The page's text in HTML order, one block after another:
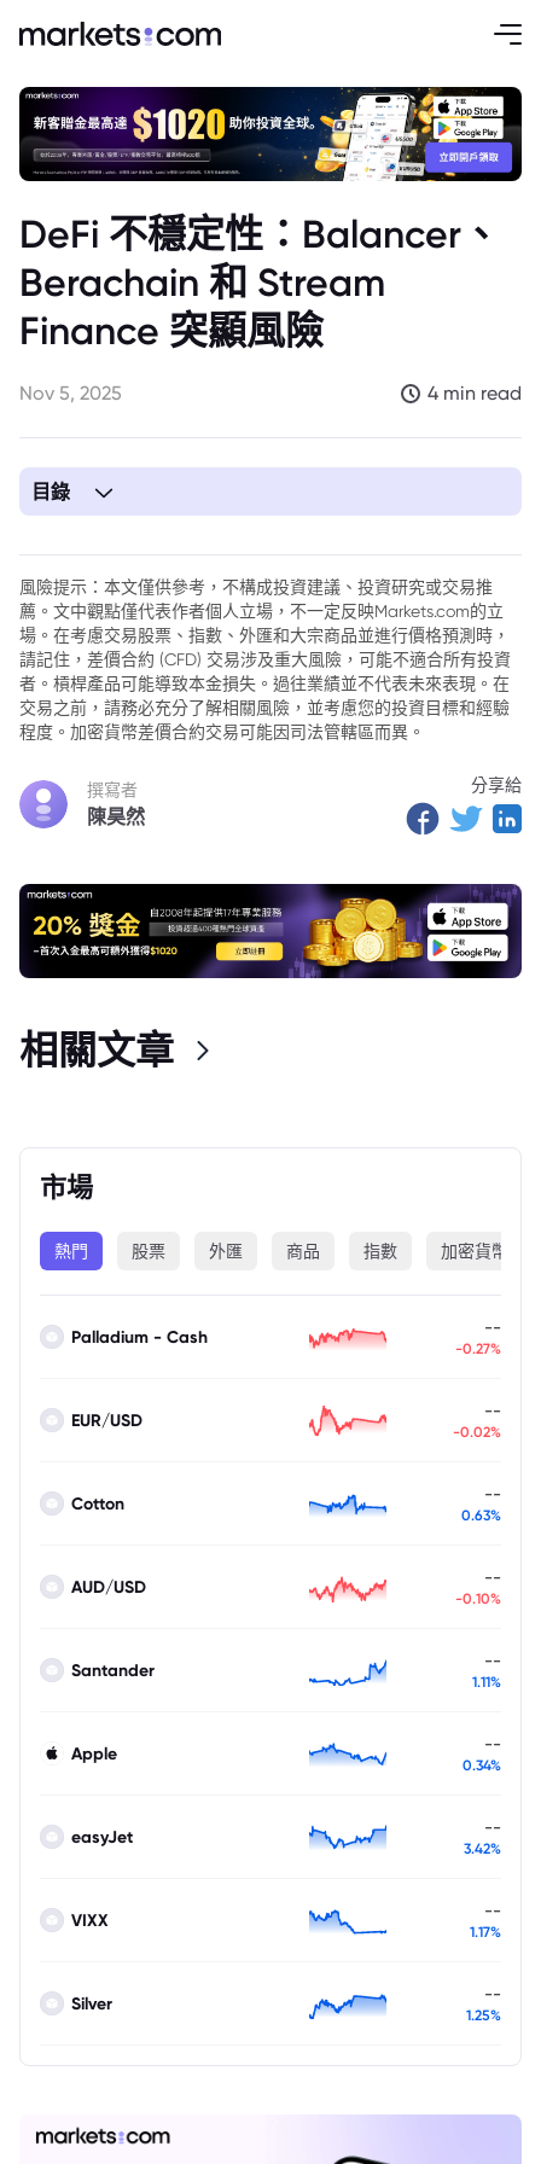
DeFi 不穩定性：Balancer、
Berachain 和 Stream
Finance 突顯風險
Nov 5, 2025 4 min read
目錄
3. Balancer 漏洞利用與反應
4. Stream Finance 的 xUSD 困境
5. 槓桿和透明度風險
6. xUSD 作為抵押品的影響
7. Arbitrum 作為案例研究
8. 結論
風險提示：本文僅供參考，不構成投資建議、投資研究或交易推
薦。文中觀點僅代表作者個人立場，不一定反映Markets.com的立
場。在考慮交易股票、指數、外匯和大宗商品並進行價格預測時，
請記住，差價合約 (CFD) 交易涉及重大風險，可能不適合所有投資
者。槓桿產品可能導致本金損失。過往業績並不代表未來表現。在
交易之前，請務必充分了解相關風險，並考慮您的投資目標和經驗
程度。加密貨幣差價合約交易可能因司法管轄區而異。
撰寫者
陳昊然
分享給
市場
熱門 股票 外匯 商品 指數 加密貨幣
Palladium - Cash --
-0.27%
EUR/USD --
-0.02%
Cotton --
0.63%
AUD/USD --
-0.10%
Santander --
1.11%
Apple --
0.34%
easyJet --
3.42%
VIXX --
1.17%
Silver --
1.25%
相關文章